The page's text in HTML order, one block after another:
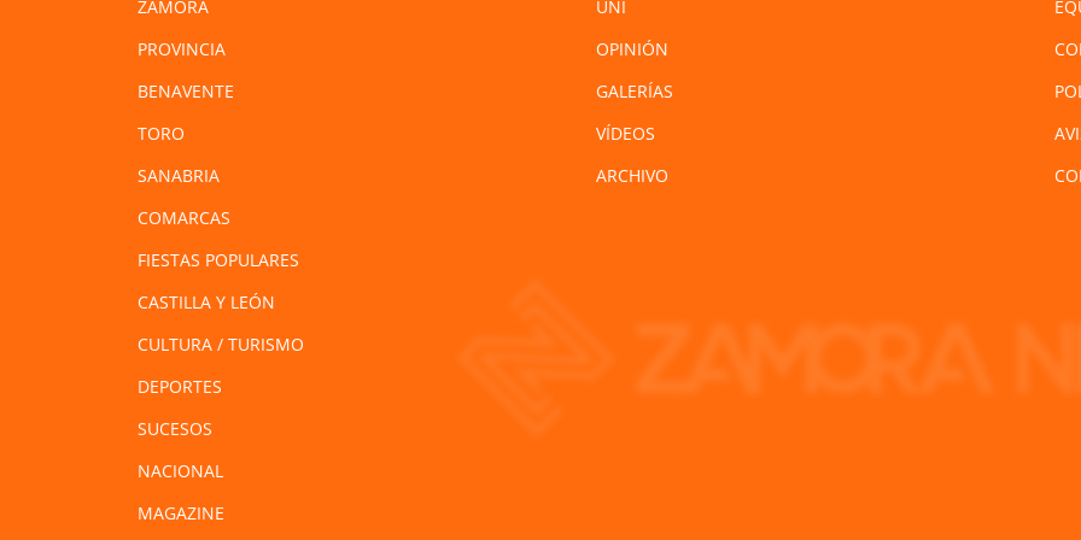
ZAMORA
PROVINCIA
BENAVENTE
TORO
SANABRIA
COMARCAS
FIESTAS POPULARES
CASTILLA Y LEÓN
CULTURA / TURISMO
DEPORTES
SUCESOS
NACIONAL
MAGAZINE
UNI
OPINIÓN
GALERÍAS
VÍDEOS
ARCHIVO